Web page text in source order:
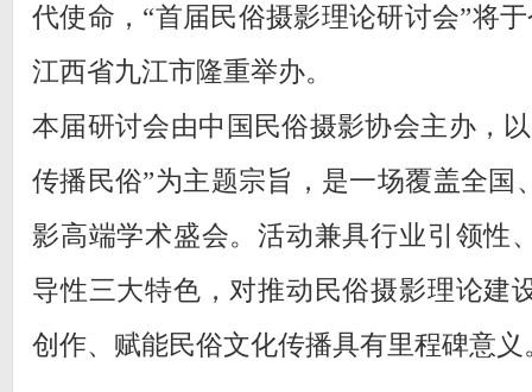
代使命，“首届民俗摄影理论研讨会”将
江西省九江市隆重举办。
本届研讨会由中国民俗摄影协会主办，
传播民俗”为主题宗旨，是一场覆盖全国
影高端学术盛会。活动兼具行业引领性
导性三大特色，对推动民俗摄影理论建
创作、赋能民俗文化传播具有里程碑意义